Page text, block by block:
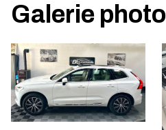
Galerie photo